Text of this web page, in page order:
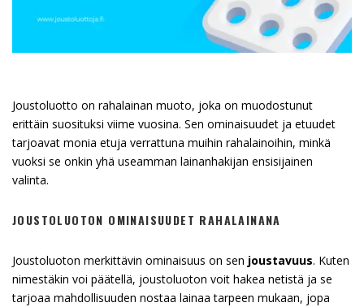
Joustoluotto on rahalainan muoto, joka on muodostunut
erittäin suosituksi viime vuosina. Sen ominaisuudet ja etuudet
tarjoavat monia etuja verrattuna muihin rahalainoihin, minkä
vuoksi se onkin yhä useamman lainanhakijan ensisijainen
valinta.
JOUSTOLUOTON OMINAISUUDET RAHALAINANA
Joustoluoton merkittävin ominaisuus on sen joustavuus. Kuten
nimestäkin voi päätellä, joustoluoton voit hakea netistä ja se
tarjoaa mahdollisuuden nostaa lainaa tarpeen mukaan, jopa